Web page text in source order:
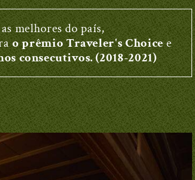
melhores do país,
o prêmio Traveler's Choice e
consecutivos. (2018-2021)